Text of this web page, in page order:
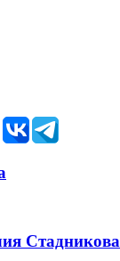
Стадникова